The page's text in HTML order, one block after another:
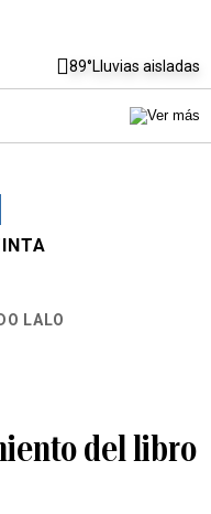
89°Lluvias aisladas
LALO
del libro